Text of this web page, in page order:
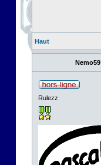
Haut
Nemo59
Rulezz